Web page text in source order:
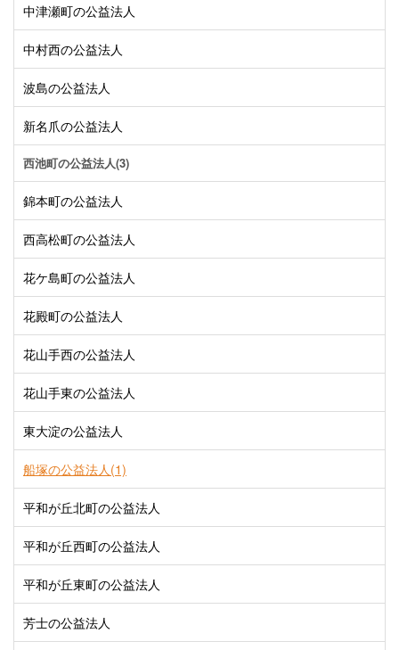
中津瀬町の公益法人
中村西の公益法人
波島の公益法人
新名爪の公益法人
西池町の公益法人(3)
錦本町の公益法人
西高松町の公益法人
花ケ島町の公益法人
花殿町の公益法人
花山手西の公益法人
花山手東の公益法人
東大淀の公益法人
船塚の公益法人(1)
平和が丘北町の公益法人
平和が丘西町の公益法人
平和が丘東町の公益法人
芳士の公益法人